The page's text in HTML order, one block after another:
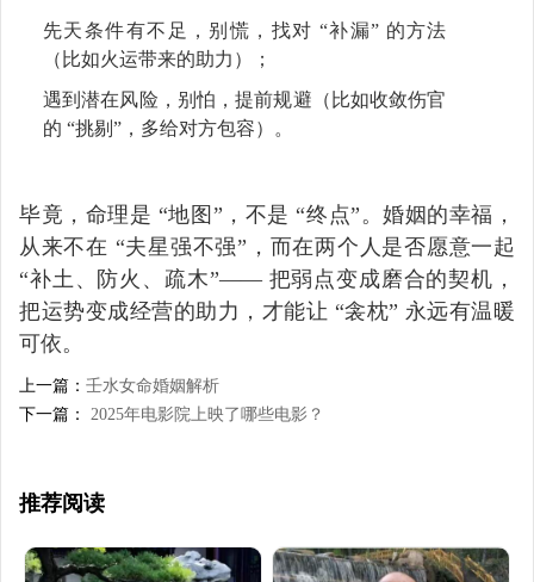
先天条件有不足，别慌，找对 “补漏” 的方法
（比如火运带来的助力）；
遇到潜在风险，别怕，提前规避（比如收敛伤官
的 “挑剔”，多给对方包容）。
毕竟，命理是 “地图”，不是 “终点”。婚姻的幸福，
从来不在 “夫星强不强”，而在两个人是否愿意一起
“补土、防火、疏木”—— 把弱点变成磨合的契机，
把运势变成经营的助力，才能让 “衾枕” 永远有温暖
可依。
上一篇： 壬水女命婚姻解析
下一篇：
2025年电影院上映了哪些电影？
推荐阅读